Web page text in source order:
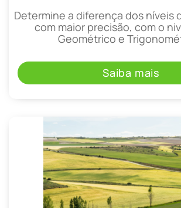
Determine a diferença dos níveis
com maior precisão, com o
Geométrico e
Saiba mais